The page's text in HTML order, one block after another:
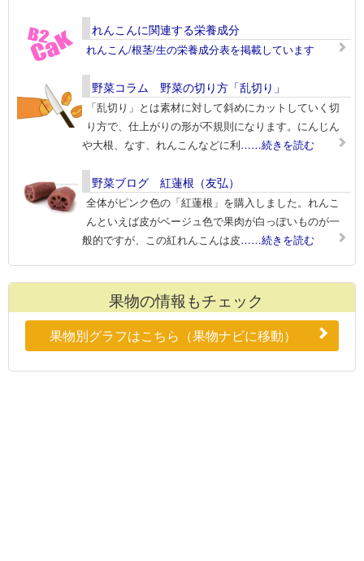
れんこんに関連する栄養成分
れんこん/根茎/生の栄養成分表を掲載しています
野菜コラム 野菜の切り方「乱切り」
「乱切り」とは素材に対して斜めにカットしていく切
り方で、仕上がりの形が不規則になります。にんじん
や大根、なす、れんこんなどに利……続きを読む
野菜ブログ 紅蓮根（友弘）
全体がピンク色の「紅蓮根」を購入しました。れんこ
んといえば皮がベージュ色で果肉が白っぽいものが一
般的ですが、この紅れんこんは皮……続きを読む
果物の情報もチェック
果物別グラフはこちら（果物ナビに移動）